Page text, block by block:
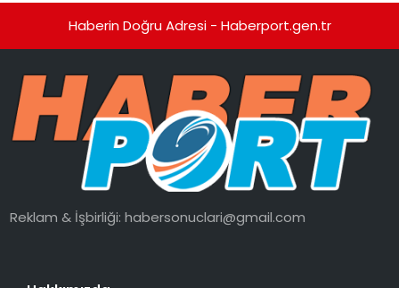
Haberin Doğru Adresi - Haberport.gen.tr
Reklam & İşbirliği:habersonuclari@gmail.com